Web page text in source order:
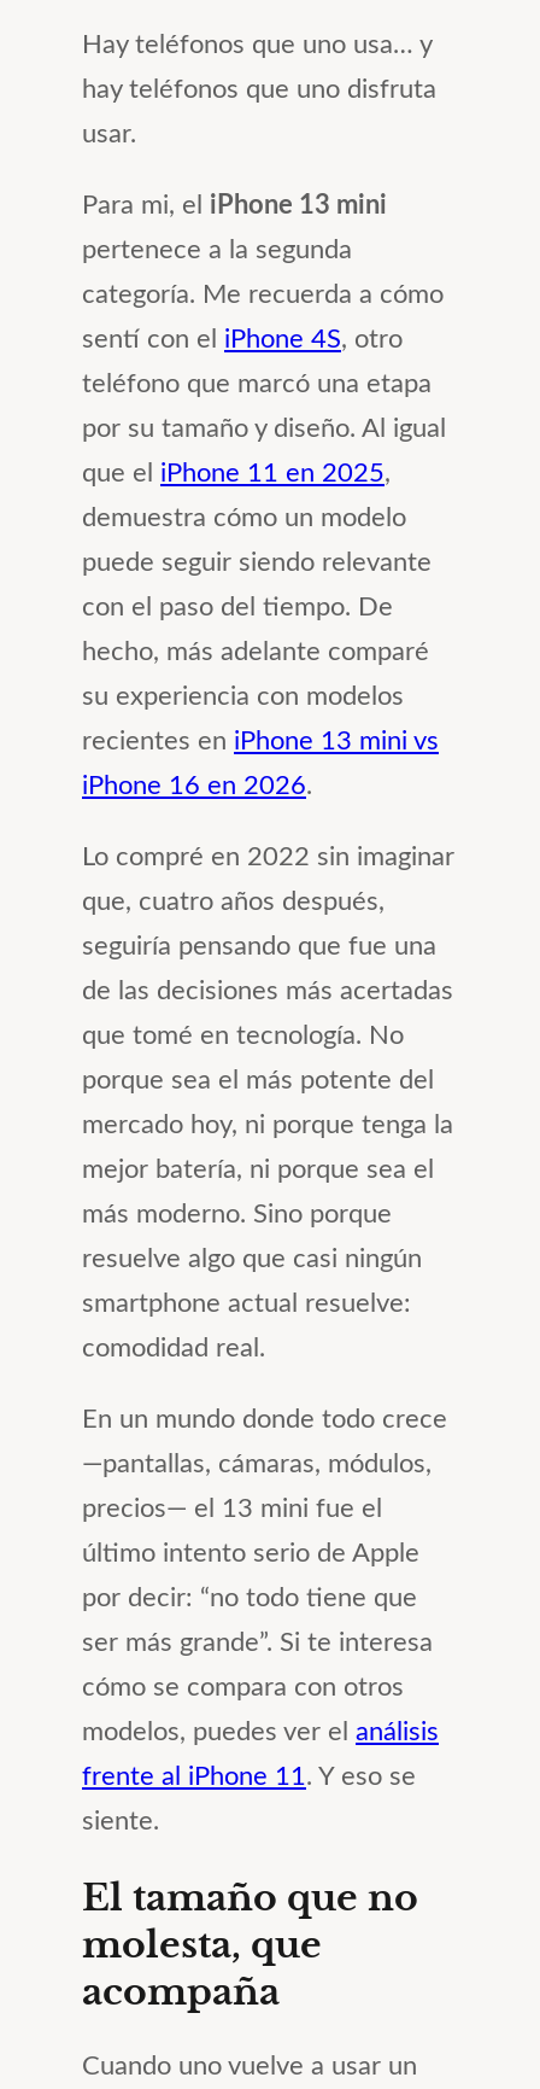
Hay teléfonos que uno usa… y
hay teléfonos que uno disfruta
usar.
Para mi, el iPhone 13 mini
pertenece a la segunda
categoría. Me recuerda a cómo
sentí con el iPhone 4S, otro
teléfono que marcó una etapa
por su tamaño y diseño. Al igual
que el iPhone 11 en 2025,
demuestra cómo un modelo
puede seguir siendo relevante
con el paso del tiempo. De
hecho, más adelante comparé
su experiencia con modelos
recientes en iPhone 13 mini vs
iPhone 16 en 2026.
Lo compré en 2022 sin imaginar
que, cuatro años después,
seguiría pensando que fue una
de las decisiones más acertadas
que tomé en tecnología. No
porque sea el más potente del
mercado hoy, ni porque tenga la
mejor batería, ni porque sea el
más moderno. Sino porque
resuelve algo que casi ningún
smartphone actual resuelve:
comodidad real.
En un mundo donde todo crece
—pantallas, cámaras, módulos,
precios— el 13 mini fue el
último intento serio de Apple
por decir: “no todo tiene que
ser más grande”. Si te interesa
cómo se compara con otros
modelos, puedes ver el análisis
frente al iPhone 11. Y eso se
siente.
El tamaño que no
molesta, que
acompaña
Cuando uno vuelve a usar un